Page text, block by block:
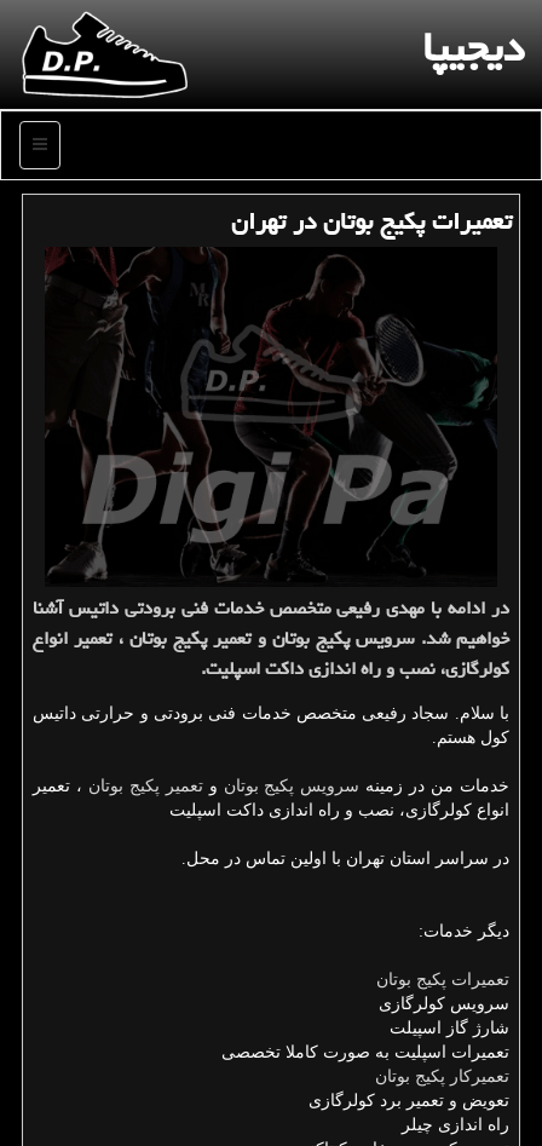
دیجیپا
منو
تعمیرات پكیج بوتان در تهران
در ادامه با مهدی رفیعی متخصص خدمات فنی برودتی داتیس آشنا
خواهیم شد. سرویس پكیج بوتان و تعمیر پكیج بوتان ، تعمیر انواع
كولرگازی، نصب و راه اندازی داكت اسپلیت.
با سلام. سجاد رفیعی متخصص خدمات فنی برودتی و حرارتی داتیس
کول هستم.
خدمات من در زمینه سرویس پکیج بوتان وتعمیر پکیج بوتان ، تعمیر
انواع کولرگازی، نصب و راه اندازی داکت اسپلیت
در سراسر استان تهران با اولین تماس در محل.
دیگر خدمات:
تعمیرات پکیج بوتان
سرویس کولرگازی
شارژ گاز اسپیلت
تعمیرات اسپلیت به صورت کاملا تخصصی
تعمیرکار پکیج بوتان
تعویض و تعمیر برد کولرگازی
راه اندازی چیلر